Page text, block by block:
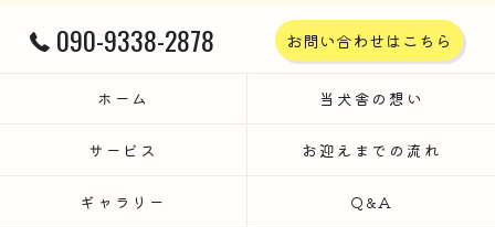
090-9338-2878 お問い合わせはこちら
ホーム 当犬舎の想い
サービス お迎えまでの流れ
ギャラリー Q&A